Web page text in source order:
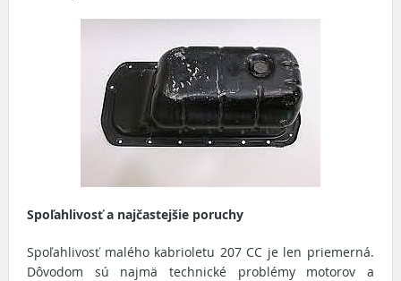
Spoľahlivosť a najčastejšie poruchy
Spoľahlivosť malého kabrioletu 207 CC je len priemerná.
Dôvodom sú najmä technické problémy motorov a